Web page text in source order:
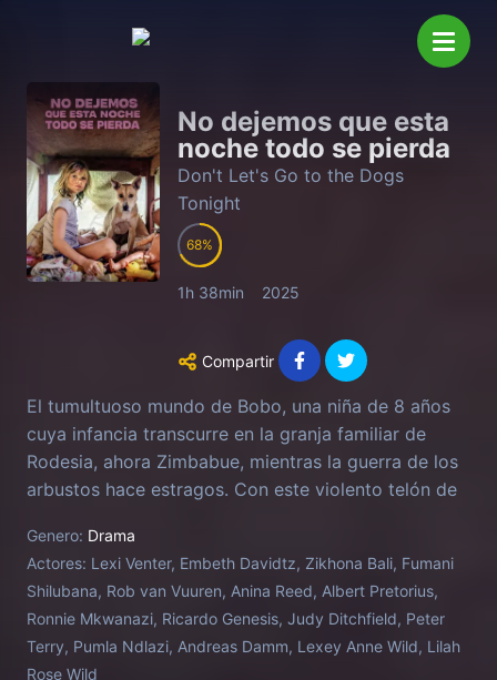
No dejemos que esta
noche todo se pierda
Don't Let's Go to the Dogs
Tonight
68
1h 38min 2025
Compartir
El tumultuoso mundo de Bobo, una niña de 8 años
cuya infancia transcurre en la granja familiar de
Rodesia, ahora Zimbabue, mientras la guerra de los
arbustos hace estragos. Con este violento telón de
desesperado apego de la familia a la tierra africana
y de las profundas cicatrices de una guerra que
transforma la tierra y el alma.
Genero: Drama
Actores: Lexi Venter, Embeth Davidtz, Zikhona Bali, Fumani
Shilubana, Rob van Vuuren, Anina Reed, Albert Pretorius,
Ronnie Mkwanazi, Ricardo Genesis, Judy Ditchfield, Peter
Terry, Pumla Ndlazi, Andreas Damm, Lexey Anne Wild, Lilah
Rose Wild